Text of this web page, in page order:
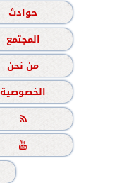
حوادث
المجتمع
من نحن
الخصوصية

